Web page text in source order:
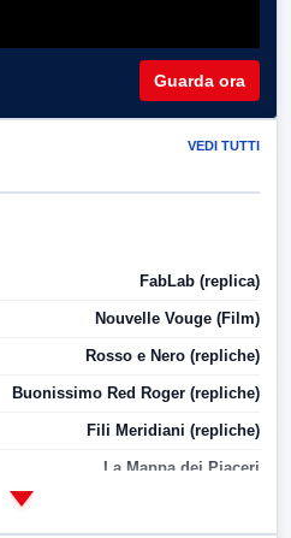
Guarda ora
VEDI TUTTI
FabLab (replica)
Nouvelle Vouge (Film)
Rosso e Nero (repliche)
Buonissimo Red Roger (repliche)
Fili Meridiani (repliche)
La Mappa dei Piaceri